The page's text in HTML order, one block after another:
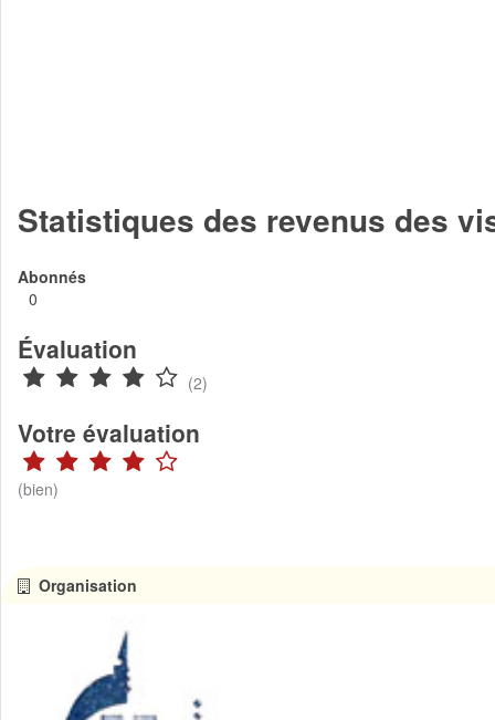
Statistiques des revenus des
Abonnés
0
Évaluation
(2)
Votre évaluation
(bien)
Organisation